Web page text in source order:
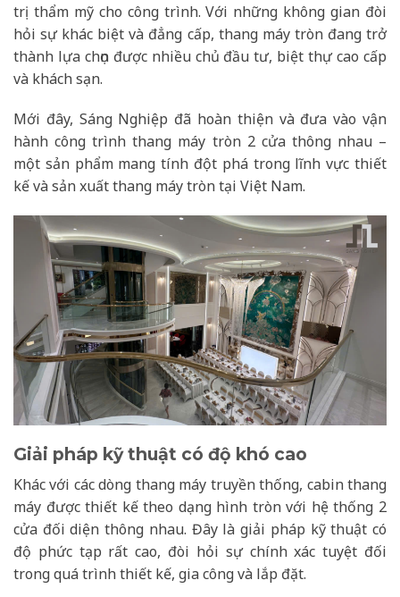
trị thẩm mỹ cho công trình. Với những không gian đòi
hỏi sự khác biệt và đẳng cấp, thang máy tròn đang trở
thành lựa chọn được nhiều chủ đầu tư, biệt thự cao cấp
và khách sạn.
Mới đây, Sáng Nghiệp đã hoàn thiện và đưa vào vận
hành công trình thang máy tròn 2 cửa thông nhau –
một sản phẩm mang tính đột phá trong lĩnh vực thiết
kế và sản xuất thang máy tròn tại Việt Nam.
Giải pháp kỹ thuật có độ khó cao
Khác với các dòng thang máy truyền thống, cabin thang
máy được thiết kế theo dạng hình tròn với hệ thống 2
cửa đối diện thông nhau. Đây là giải pháp kỹ thuật có
độ phức tạp rất cao, đòi hỏi sự chính xác tuyệt đối
trong quá trình thiết kế, gia công và lắp đặt.